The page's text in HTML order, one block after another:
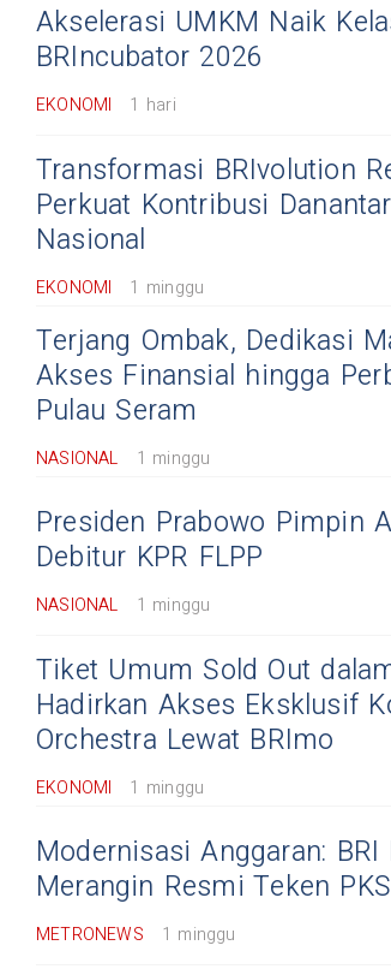
Akselerasi UMKM Naik
BRIncubator 2026
EKONOMI 1 hari
Transformasi BRIvolution
Perkuat Kontribusi
Nasional
EKONOMI 1 minggu
Terjang Ombak, Dedikasi
Akses Finansial hingga
Pulau Seram
NASIONAL 1 minggu
Presiden Prabowo Pimpin
Debitur KPR FLPP
NASIONAL 1 minggu
Tiket Umum Sold Out
Hadirkan Akses Eksklusif
Orchestra Lewat BRImo
EKONOMI 1 minggu
Modernisasi Anggaran:
Merangin Resmi Teken
METRONEWS 1 minggu